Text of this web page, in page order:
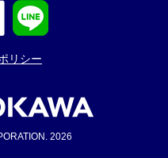
リシー
2026